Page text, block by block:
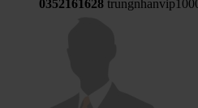
0352161628